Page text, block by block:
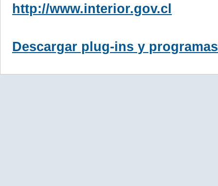
http://www.interior.gov.cl
Descargar plug-ins y